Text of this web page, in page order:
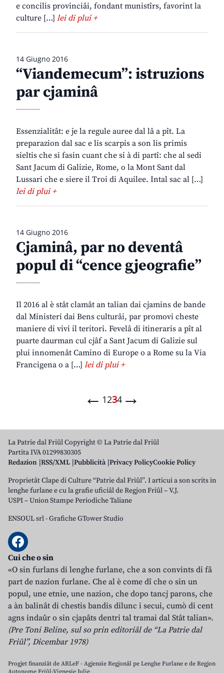
e concilis provinciâi, fondant munistîrs, favorint la
culture […] lei di plui +
14 Giugno 2016
“Viandemecum”: istruzions
par cjaminâ
............
Essenzialitât: e je la regule auree dal lâ a pît. La
preparazion dal sac e lis scarpis a son lis primis
sieltis che si fasin cuant che si à di partî: che al sedi
Sant Jacum di Galizie, Rome, o la Mont Sant dal
Lussari che e siere il Troi di Aquilee. Intal sac al […]
lei di plui +
14 Giugno 2016
Cjaminâ, par no deventâ
popul di “cence gjeografie”
............
Il 2016 al è stât clamât an talian dai cjamins de bande
dal Ministeri dai Bens culturâi, par promovi cheste
maniere di vivi il teritori. Fevelâ di itineraris a pît al
puarte daurman cul cjâf a Sant Jacum di Galizie sul
plui innomenât Camino di Europe o a Rome su la Via
Francigena o a […] lei di plui +
← 1234 →
La Patrie dal Friûl Copyright © La Patrie dal Friûl
Partita IVA 01299830305
Redazion RSS/XML Pubblicità Privacy PolicyCookie Policy
Proprietât Clape di Culture “Patrie dal Friûl”. I articui a son scrits in
lenghe furlane e cu la grafie uficiâl de Regjon Friûl – V.J.
USPI – Union Stampe Periodiche Taliane
ENSOUL srl-Grafiche GTower Studio
Cui che o sin
«O sin furlans di lenghe furlane, che a son convints di fâ
part de nazion furlane. Che al è come dî che o sin un
popul, une etnie, une nazion, che dopo tancj parons, che
a àn balinât di chestis bandis dilunc i secui, cumò di cent
agns indaûr o sin cjapâts dentri tal tramai dal Stât talian».
(Pre Toni Beline, sul so prin editoriâl de “La Patrie dal
Friûl”, Dicembar 1978)
Progjet finanziât de ARLeF - Agjenzie Regjonâl pe Lenghe Furlane e de Regjon